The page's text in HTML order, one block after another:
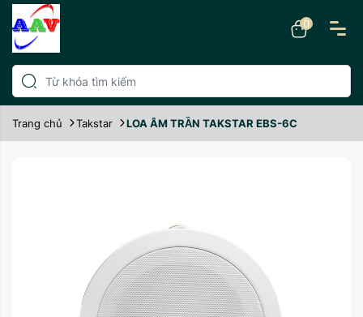
0
Trang chủ Takstar LOA ÂM TRẦN TAKSTAR EBS-6C